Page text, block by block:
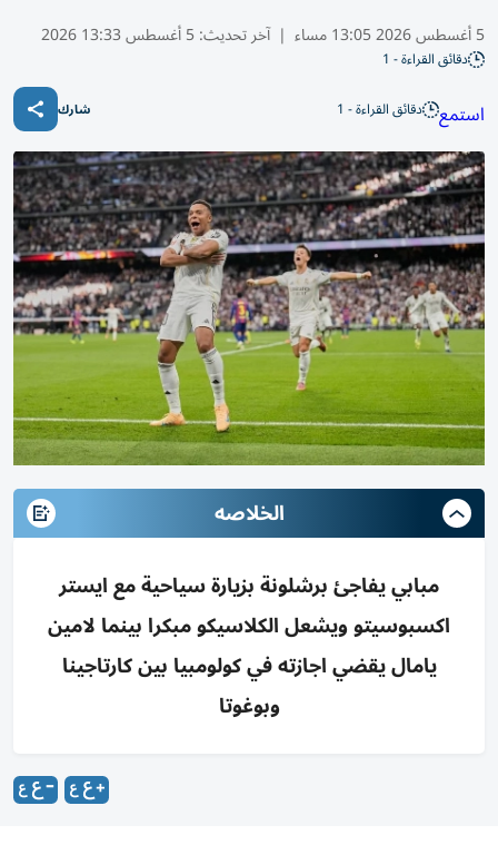
5 أغسطس 2026 13:05 مساء | آخر تحديث:5 أغسطس 13:33 2026
دقائق القراءة - 1
استمع دقائق القراءة - 1 شارك
الخلاصه
مبابي يفاجئ برشلونة بزيارة سياحية مع ايستر
اكسبوسيتو ويشعل الكلاسيكو مبكرا بينما لامين
يامال يقضي اجازته في كولومبيا بين كارتاجينا
وبوغوتا